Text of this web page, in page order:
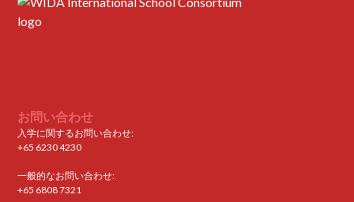
お問い合わせ
入学に関するお問い合わせ:
+65 6230 4230
一般的なお問い合わせ:
+65 6808 7321